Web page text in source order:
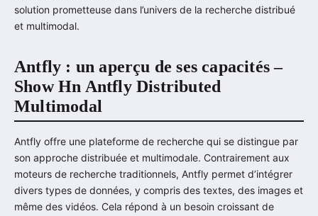
solution prometteuse dans l’univers de la recherche distribué
et multimodal.
Antfly : un aperçu de ses capacités –
Show Hn Antfly Distributed
Multimodal
Antfly offre une plateforme de recherche qui se distingue par
son approche distribuée et multimodale. Contrairement aux
moteurs de recherche traditionnels, Antfly permet d’intégrer
divers types de données, y compris des textes, des images et
même des vidéos. Cela répond à un besoin croissant de